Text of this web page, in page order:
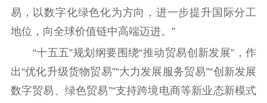
易，以数字化绿色化为方向，进一步提升国际分工
地位，向全球价值链中高端迈进。”
“十五五”规划纲要围绕“推动贸易创新发展”，作
出“优化升级货物贸易”“大力发展服务贸易”“创新发展
数字贸易、绿色贸易”“支持跨境电商等新业态新模式